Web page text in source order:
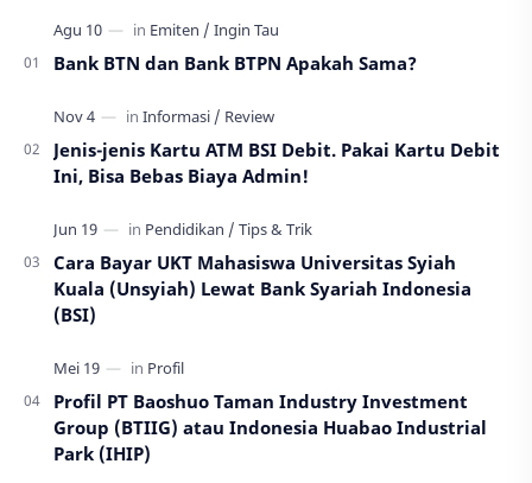
Bank BTN dan Bank BTPN Apakah Sama?
Jenis-jenis Kartu ATM BSI Debit. Pakai Kartu Debit
Ini, Bisa Bebas Biaya Admin!
Cara Bayar UKT Mahasiswa Universitas Syiah
Kuala (Unsyiah) Lewat Bank Syariah Indonesia
(BSI)
Profil PT Baoshuo Taman Industry Investment
Group (BTIIG) atau Indonesia Huabao Industrial
Park (IHIP)